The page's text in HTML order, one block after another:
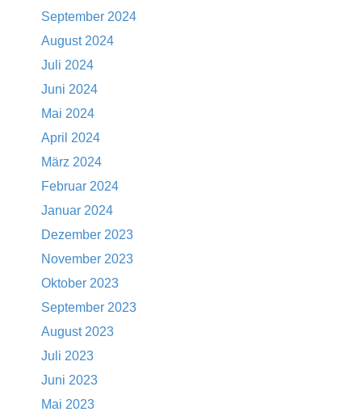
September 2024
August 2024
Juli 2024
Juni 2024
Mai 2024
April 2024
März 2024
Februar 2024
Januar 2024
Dezember 2023
November 2023
Oktober 2023
September 2023
August 2023
Juli 2023
Juni 2023
Mai 2023